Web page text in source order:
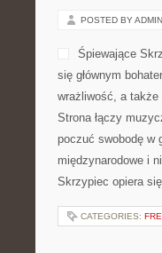
POSTED BY ADMIN
Śpiewające
się głównym
wrażliwość, a
Strona łączy
poczuć swobodę w
międzynarodowe i
Skrzypiec opiera
CATEGORIES: